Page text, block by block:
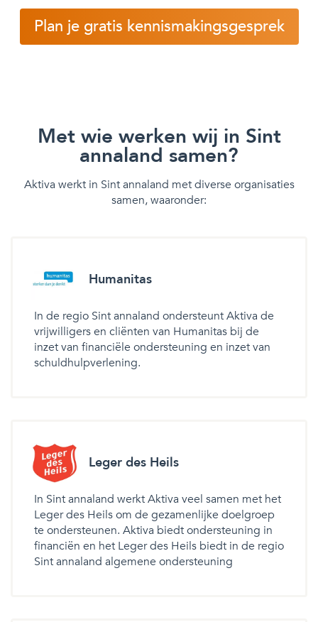
Plan je gratis kennismakingsgesprek
Met wie werken wij in Sint
annaland samen?
Aktiva werkt in Sint annaland met diverse organisaties
samen, waaronder:
Humanitas
In de regio Sint annaland ondersteunt Aktiva de
vrijwilligers en cliënten van Humanitas bij de
inzet van financiële ondersteuning en inzet van
schuldhulpverlening.
Leger des Heils
In Sint annaland werkt Aktiva veel samen met het
Leger des Heils om de gezamenlijke doelgroep
te ondersteunen. Aktiva biedt ondersteuning in
financiën en het Leger des Heils biedt in de regio
Sint annaland algemene ondersteuning